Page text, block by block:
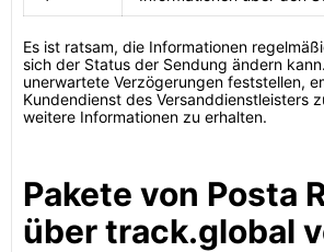
Es ist ratsam, die Informationen
sich der Status der Sendung ändern
unerwartete Verzögerungen feststellen,
Kundendienst des Versanddienstleisters
weitere Informationen zu erhalten.
Pakete von Posta
über track.global